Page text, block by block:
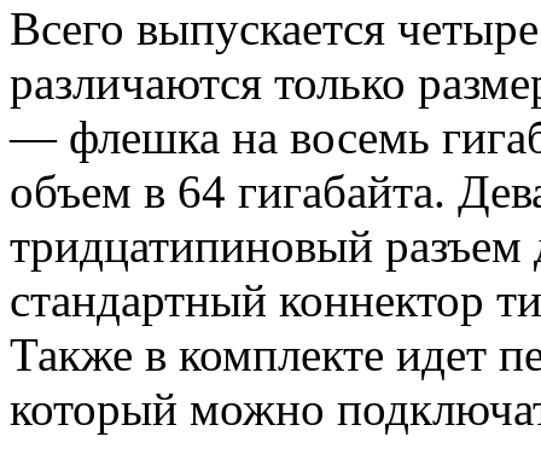
Всего выпускается
различаются только
— флешка на восемь
объем в 64 гигабайта.
тридцатипиновый разъем
стандартный коннектор
Также в комплекте идет
который можно